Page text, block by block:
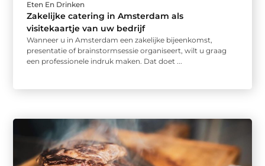
Eten En Drinken
Zakelijke catering in Amsterdam als
visitekaartje van uw bedrijf
Wanneer u in Amsterdam een zakelijke bijeenkomst,
presentatie of brainstormsessie organiseert, wilt u graag
een professionele indruk maken. Dat doet ...